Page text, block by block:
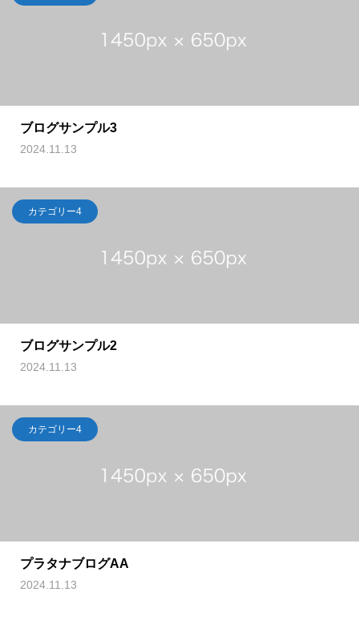
ブログサンプル3
2024.11.13
カテゴリー4
ブログサンプル2
2024.11.13
カテゴリー4
プラタナブログAA
2024.11.13